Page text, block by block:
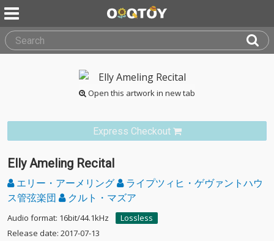
Open this artwork in new tab
Express Checkout
Elly Ameling Recital
エリー・アーメリング
ライプツィヒ・ゲヴァントハウ
ス管弦楽団
クルト・マズア
Audio format: 16bit/44.1kHz
Lossless
Release date: 2017-07-13